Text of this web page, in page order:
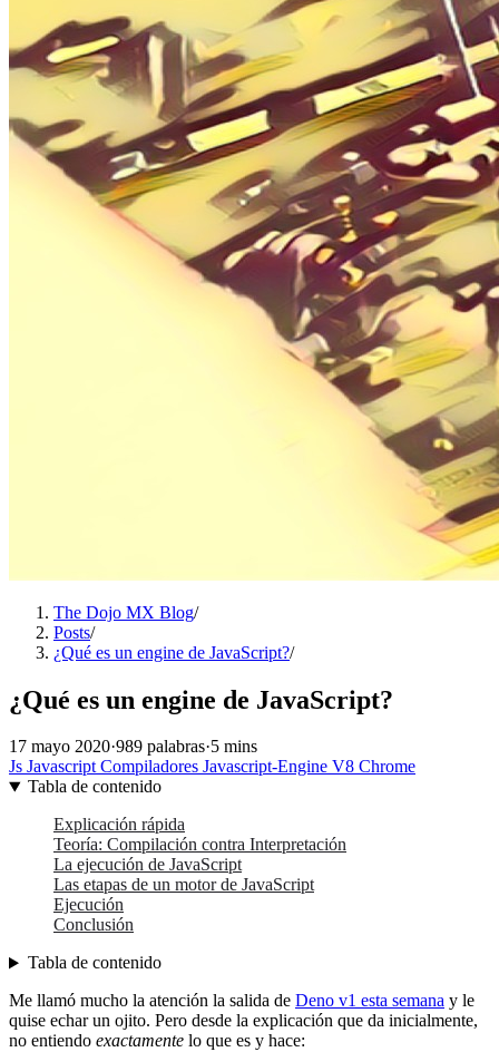
The Dojo MX Blog/
Posts/
¿Qué es un engine de JavaScript?/
¿Qué es un engine de JavaScript?
17 mayo 2020·989 palabras·5 mins
Js JavascriptCompiladores Javascript-Engine V8 Chrome
Tabla de contenido
Explicación rápida
Teoría: Compilación contra Interpretación
La ejecución de JavaScript
Las etapas de un motor de JavaScript
Ejecución
Conclusión
Tabla de contenido
Me llamó mucho la atención la salida de Deno v1 esta semana y le
quise echar un ojito. Pero desde la explicación que da inicialmente,
no entiendo exactamente lo que es y hace: